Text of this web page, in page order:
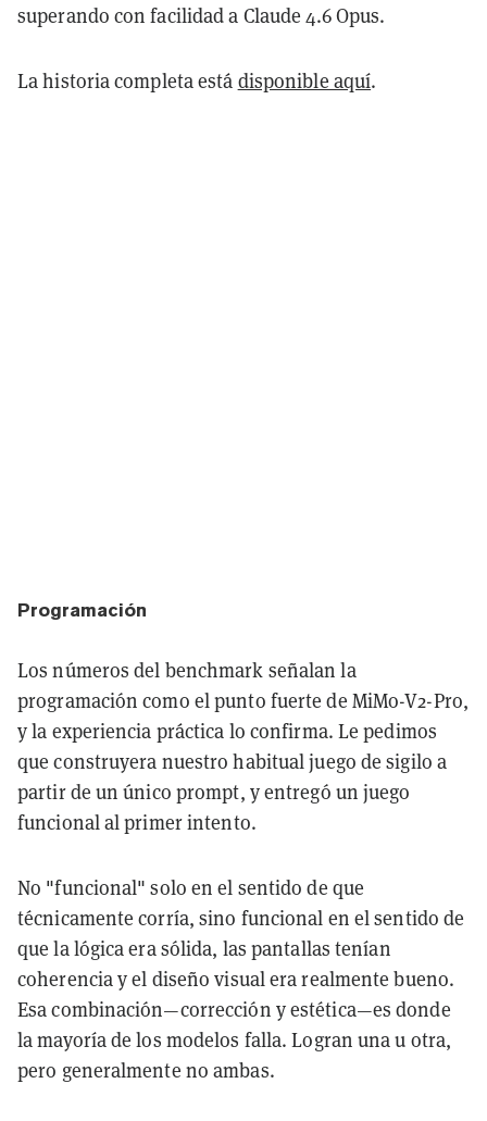
superando con facilidad a Claude 4.6 Opus.
La historia completa está disponible aquí.
Programación
Los números del benchmark señalan la
programación como el punto fuerte de MiMo-V2-Pro,
y la experiencia práctica lo confirma. Le pedimos
que construyera nuestro habitual juego de sigilo a
partir de un único prompt, y entregó un juego
funcional al primer intento.
No "funcional" solo en el sentido de que
técnicamente corría, sino funcional en el sentido de
que la lógica era sólida, las pantallas tenían
coherencia y el diseño visual era realmente bueno.
Esa combinación—corrección y estética—es donde
la mayoría de los modelos falla. Logran una u otra,
pero generalmente no ambas.